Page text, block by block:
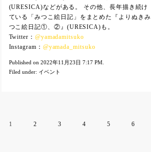
(URESICA)などがある。 その他、長年描き続け
ている「みつこ絵日記」をまとめた『よりぬきみ
つこ絵日記①、②』(URESICA)も。
Twitter： @yamadamitsuko
Instagram： @yamada_mitsuko
Published on 2022年11月23日 7:17 PM.
Filed under: イベント
1 2 3 4 5 6